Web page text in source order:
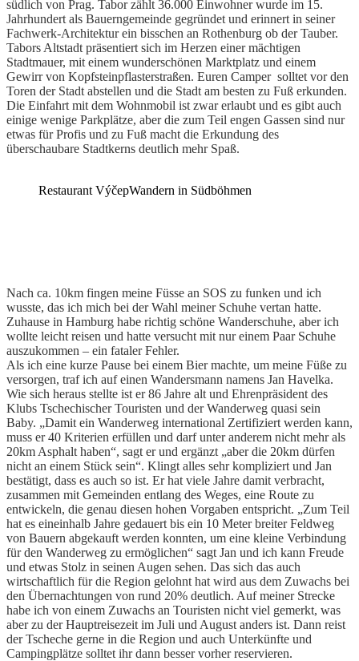
südlich von Prag. Tabor zählt 36.000 Einwohner wurde im 15.
Jahrhundert als Bauerngemeinde gegründet und erinnert in seiner
Fachwerk-Architektur ein bisschen an Rothenburg ob der Tauber.
Tabors Altstadt präsentiert sich im Herzen einer mächtigen
Stadtmauer, mit einem wunderschönen Marktplatz und einem
Gewirr von Kopfsteinpflasterstraßen. Euren Camper solltet vor den
Toren der Stadt abstellen und die Stadt am besten zu Fuß erkunden.
Die Einfahrt mit dem Wohnmobil ist zwar erlaubt und es gibt auch
einige wenige Parkplätze, aber die zum Teil engen Gassen sind nur
etwas für Profis und zu Fuß macht die Erkundung des
überschaubare Stadtkerns deutlich mehr Spaß.
Restaurant VýčepWandern in Südböhmen
Nach ca. 10km fingen meine Füsse an SOS zu funken und ich
wusste, das ich mich bei der Wahl meiner Schuhe vertan hatte.
Zuhause in Hamburg habe richtig schöne Wanderschuhe, aber ich
wollte leicht reisen und hatte versucht mit nur einem Paar Schuhe
auszukommen – ein fataler Fehler.
Als ich eine kurze Pause bei einem Bier machte, um meine Füße zu
versorgen, traf ich auf einen Wandersmann namens Jan Havelka.
Wie sich heraus stellte ist er 86 Jahre alt und Ehrenpräsident des
Klubs Tschechischer Touristen und der Wanderweg quasi sein
Baby. „Damit ein Wanderweg international Zertifiziert werden kann,
muss er 40 Kriterien erfüllen und darf unter anderem nicht mehr als
20km Asphalt haben“, sagt er und ergänzt „aber die 20km dürfen
nicht an einem Stück sein“. Klingt alles sehr kompliziert und Jan
bestätigt, dass es auch so ist. Er hat viele Jahre damit verbracht,
zusammen mit Gemeinden entlang des Weges, eine Route zu
entwickeln, die genau diesen hohen Vorgaben entspricht. „Zum Teil
hat es eineinhalb Jahre gedauert bis ein 10 Meter breiter Feldweg
von Bauern abgekauft werden konnten, um eine kleine Verbindung
für den Wanderweg zu ermöglichen“ sagt Jan und ich kann Freude
und etwas Stolz in seinen Augen sehen. Das sich das auch
wirtschaftlich für die Region gelohnt hat wird aus dem Zuwachs bei
den Übernachtungen von rund 20% deutlich. Auf meiner Strecke
habe ich von einem Zuwachs an Touristen nicht viel gemerkt, was
aber zu der Hauptreisezeit im Juli und August anders ist. Dann reist
der Tscheche gerne in die Region und auch Unterkünfte und
Campingplätze solltet ihr dann besser vorher reservieren.